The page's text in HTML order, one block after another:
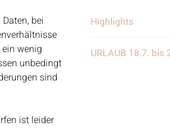
bei
wenig
unbedingt
sind
ist leider
Highlights
• Verschickt von
URLAUB 18.7. bis